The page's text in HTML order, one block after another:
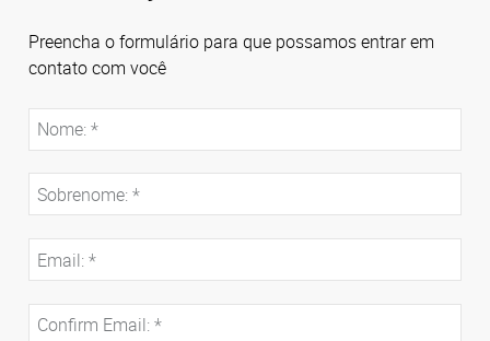
Preencha o formulário para que possamos entrar em
contato com você